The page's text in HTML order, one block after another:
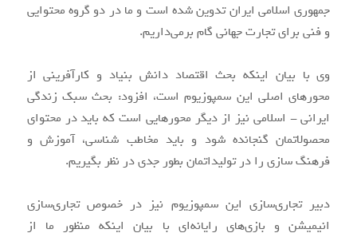
جمهوری اسلامی ایران تدوین شده است و ما در دو گروه محتوایی
و فنی برای تجارت جهانی گام برمی‌داریم.
وی با بیان اینکه بحث اقتصاد دانش بنیاد و کارآفرینی از
محورهای اصلی این سمپوزیوم است، افزود: بحث سبک زندگی
ایرانی - اسلامی نیز از دیگر محورهایی است که باید در محتوای
محصولاتمان گنجانده شود و باید مخاطب شناسی، آموزش و
فرهنگ سازی را در تولیداتمان بطور جدی در نظر بگیریم.
دبیر تجاری‌سازی این سمپوزیوم نیز در خصوص تجاری‌سازی
انیمیشن و بازی‌های رایانه‌ای با بیان اینکه منظور ما از